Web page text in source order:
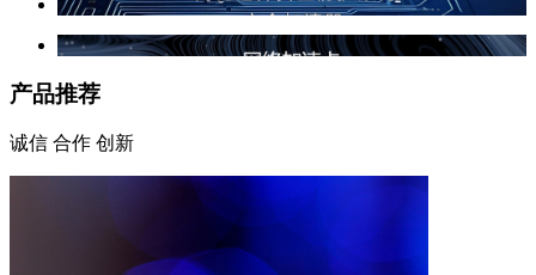
产品推荐
诚信 合作 创新